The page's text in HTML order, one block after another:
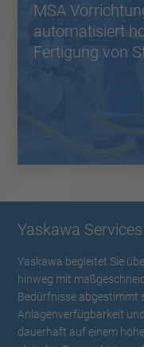
MSA
automatisiert
Fertigung von
Yaskawa
Yaskawa begleitet Sie
hinweg mit
Bedürfnisse abgestimmt
Anlagenverfügbarkeit
dauerhaft auf einem